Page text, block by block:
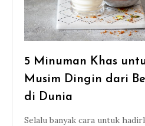
5 Minuman Khas
Musim Dingin dari
di Dunia
Selalu banyak cara untuk